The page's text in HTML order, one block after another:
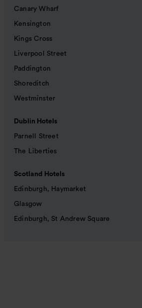
Canary Wharf
Kensington
Kings Cross
Liverpool Street
Paddington
Shoreditch
Westminster
Dublin Hotels
Parnell Street
The Liberties
Scotland Hotels
Edinburgh, Haymarket
Glasgow
Edinburgh, St Andrew Square